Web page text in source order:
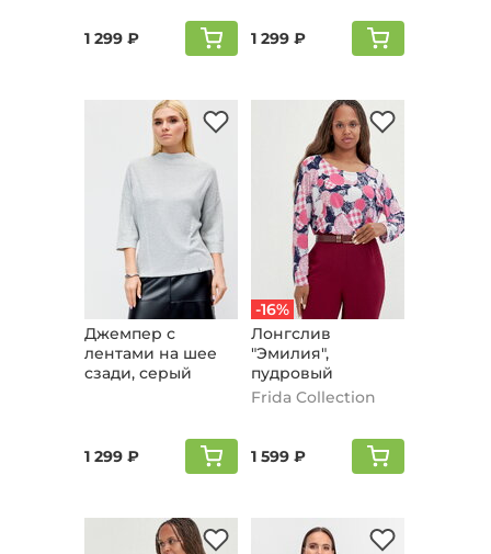
1 299 ₽
1 299 ₽
Джемпер с
лентами на шее
сзади, серый
1 299 ₽
-16%
Лонгслив
"Эмилия",
пудровый
Frida Collection
1 599 ₽